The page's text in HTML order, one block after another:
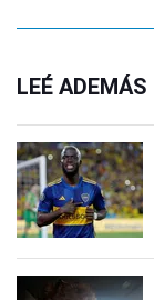
LEÉ ADEMÁS